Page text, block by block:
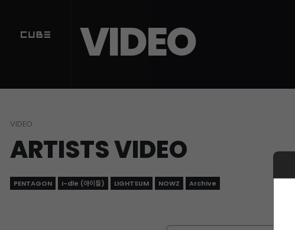
VIDEO
VIDEO
ARTISTS VIDEO
PENTAGON i-dle (아이들) LIGHTSUM NOWZ Archive